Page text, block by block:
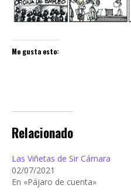
Me gusta esto:
Relacionado
Las Viñetas de Sir Cámara
02/07/2021
En «Pájaro de cuenta»